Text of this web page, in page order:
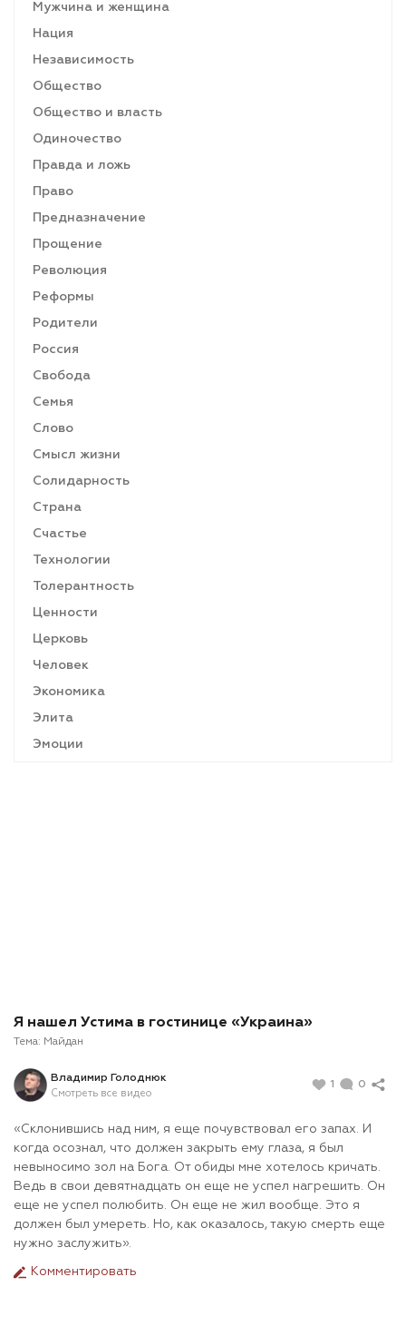
Мужчина и женщина
Нация
Независимость
Общество
Общество и власть
Одиночество
Правда и ложь
Право
Предназначение
Прощение
Революция
Реформы
Родители
Россия
Свобода
Семья
Слово
Смысл жизни
Солидарность
Страна
Счастье
Технологии
Толерантность
Ценности
Церковь
Человек
Экономика
Элита
Эмоции
Я нашел Устима в гостинице «Украина»
Тема: Майдан
Владимир Голоднюк
Смотреть все видео
1 0
«Склонившись над ним, я еще почувствовал его запах. И
когда осознал, что должен закрыть ему глаза, я был
невыносимо зол на Бога. От обиды мне хотелось кричать.
Ведь в свои девятнадцать он еще не успел нагрешить. Он
еще не успел полюбить. Он еще не жил вообще. Это я
должен был умереть. Но, как оказалось, такую смерть еще
нужно заслужить».
Комментировать